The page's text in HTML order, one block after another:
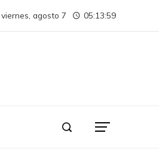
viernes, agosto 7 05:14:00